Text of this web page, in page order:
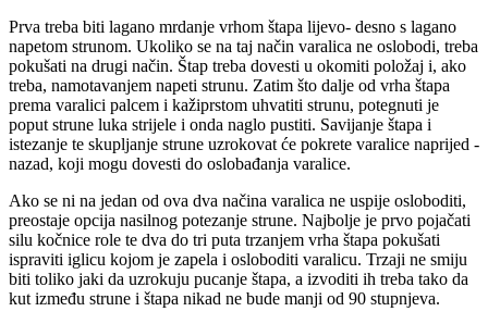
Prva treba biti lagano mrdanje vrhom štapa lijevo- desno s lagano
napetom strunom. Ukoliko se na taj način varalica ne oslobodi, treba
pokušati na drugi način. Štap treba dovesti u okomiti položaj i, ako
treba, namotavanjem napeti strunu. Zatim što dalje od vrha štapa
prema varalici palcem i kažiprstom uhvatiti strunu, potegnuti je
poput strune luka strijele i onda naglo pustiti. Savijanje štapa i
istezanje te skupljanje strune uzrokovat će pokrete varalice naprijed -
nazad, koji mogu dovesti do oslobađanja varalice.
Ako se ni na jedan od ova dva načina varalica ne uspije osloboditi,
preostaje opcija nasilnog potezanje strune. Najbolje je prvo pojačati
silu kočnice role te dva do tri puta trzanjem vrha štapa pokušati
ispraviti iglicu kojom je zapela i osloboditi varalicu. Trzaji ne smiju
biti toliko jaki da uzrokuju pucanje štapa, a izvoditi ih treba tako da
kut između strune i štapa nikad ne bude manji od 90 stupnjeva.